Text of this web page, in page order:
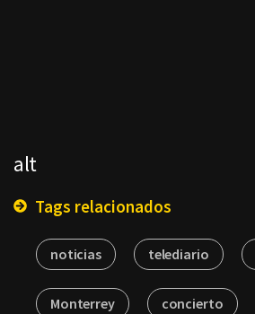
alt
Tags relacionados
noticias telediario
Monterrey concierto